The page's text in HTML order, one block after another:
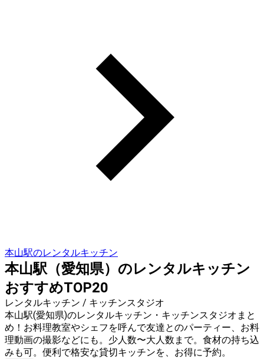
本山駅のレンタルキッチン
本山駅（愛知県）のレンタルキッチン
おすすめTOP20
レンタルキッチン / キッチンスタジオ
本山駅(愛知県)のレンタルキッチン・キッチンスタジオまと
め！お料理教室やシェフを呼んで友達とのパーティー、お料
理動画の撮影などにも。少人数〜大人数まで。食材の持ち込
みも可。便利で格安な貸切キッチンを、お得に予約。